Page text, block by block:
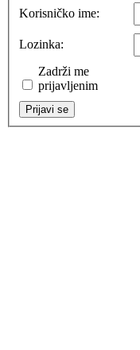
Korisničko ime:
Lozinka:
Zadrži me
prijavljenim
Prijavi se